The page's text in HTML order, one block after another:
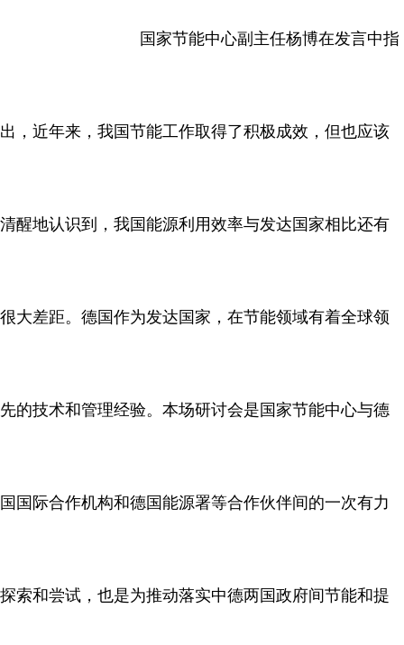
国家节能中心副主任杨博在发言中指
出，近年来，我国节能工作取得了积极成效，但也应该
清醒地认识到，我国能源利用效率与发达国家相比还有
很大差距。德国作为发达国家，在节能领域有着全球领
先的技术和管理经验。本场研讨会是国家节能中心与德
国国际合作机构和德国能源署等合作伙伴间的一次有力
探索和尝试，也是为推动落实中德两国政府间节能和提